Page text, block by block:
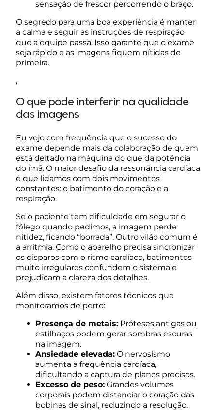
sensação de frescor percorrendo o braço.
O segredo para uma boa experiência é manter
a calma e seguir as instruções de respiração
que a equipe passa. Isso garante que o exame
seja rápido e as imagens fiquem nítidas de
primeira.
,
O que pode interferir na qualidade
das imagens
Eu vejo com frequência que o sucesso do
exame depende mais da colaboração de quem
está deitado na máquina do que da potência
do ímã. O maior desafio da ressonância cardíaca
é que lidamos com dois movimentos
constantes: o batimento do coração e a
respiração.
Se o paciente tem dificuldade em segurar o
fôlego quando pedimos, a imagem perde
nitidez, ficando “borrada”. Outro vilão comum é
a arritmia. Como o aparelho precisa sincronizar
os disparos com o ritmo cardíaco, batimentos
muito irregulares confundem o sistema e
prejudicam a clareza dos detalhes.
Além disso, existem fatores técnicos que
monitoramos de perto:
Presença de metais: Próteses antigas ou
estilhaços podem gerar sombras escuras
na imagem.
Ansiedade elevada: O nervosismo
aumenta a frequência cardíaca,
dificultando a captura de planos precisos.
Excesso de peso: Grandes volumes
corporais podem distanciar o coração das
bobinas de sinal, reduzindo a resolução.